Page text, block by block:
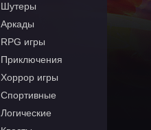
Шутеры
Аркады
RPG игры
Приключения
Хоррор игры
Спортивные
Логические